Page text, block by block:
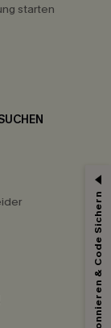
starten
Abonnieren & Code Sichern